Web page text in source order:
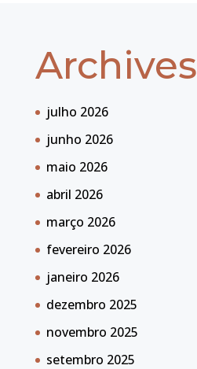
Archives
julho 2026
junho 2026
maio 2026
abril 2026
março 2026
fevereiro 2026
janeiro 2026
dezembro 2025
novembro 2025
setembro 2025